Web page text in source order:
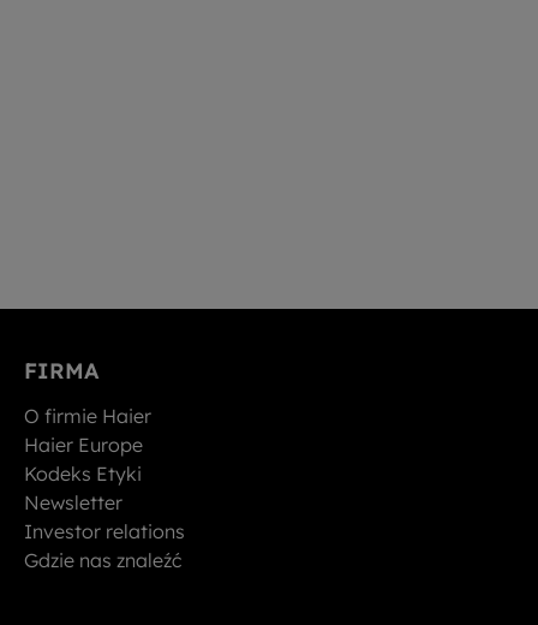
FIRMA
O firmie Haier
Haier Europe
Kodeks Etyki
Newsletter
Investor relations
Gdzie nas znaleźć